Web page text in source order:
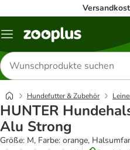
Menü
Produkte
suchen
Hundefutter & Zubehör
HUNTER
Alu Strong
Größe: M, Farbe: orange,